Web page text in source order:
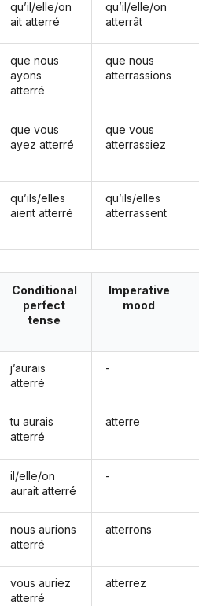
qu’il/elle/on
ait atterré
que nous
ayons
atterré
que vous
ayez atterré
qu’ils/elles
aient atterré
qu’il/elle/on
atterrât
que nous
atterrassions
que vous
atterrassiez
qu’ils/elles
atterrassent
Conditional
perfect
tense
j’aurais
atterré
tu aurais
atterré
il/elle/on
aurait atterré
nous aurions
atterré
vous auriez
atterré
Imperative
mood
-
atterre
-
atterrons
atterrez